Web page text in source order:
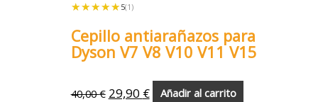
★★★★★
★★★★★ 5(1)
Cepillo antiarañazos para
Dyson V7 V8 V10 V11 V15
40,00€ 29,90 € Añadir al carrito